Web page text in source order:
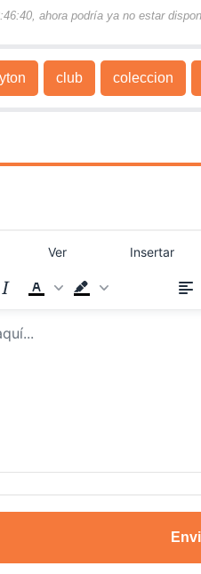
ahora podría ya no estar
club coleccion
Ver Insertar